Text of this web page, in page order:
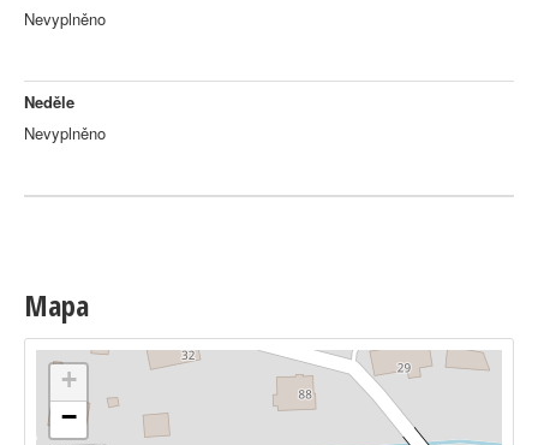
Nevyplněno
Neděle
Nevyplněno
Mapa
+
−